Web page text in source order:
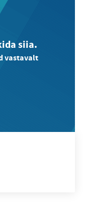
siia.
vastavalt